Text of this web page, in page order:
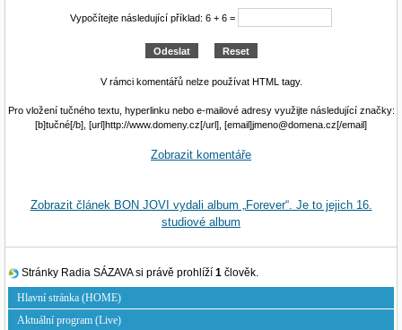
Vypočítejte následující příklad: 6 + 6 =
V rámci komentářů nelze používat HTML tagy.
Pro vložení tučného textu, hyperlinku nebo e-mailové adresy využijte následující značky:
[b]tučné[/b], [url]http://www.domeny.cz[/url], [email]jmeno@domena.cz[/email]
Zobrazit komentáře
Zobrazit článek BON JOVI vydali album „Forever“. Je to jejich 16.
studiové album
Stránky Radia SÁZAVA si právě prohlíží 1 člověk.
Hlavní stránka (HOME)
Aktuální program (Live)